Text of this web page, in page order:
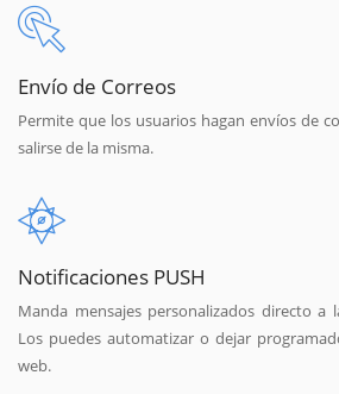
Envío de Correos
Permite que los usuarios hagan envíos de
salirse de la misma.
Notificaciones PUSH
Manda mensajes personalizados directo a
Los puedes automatizar o dejar
web.